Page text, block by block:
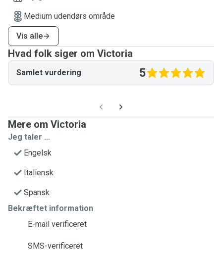
Medium udendørs område
Vis alle
Hvad folk siger om Victoria
Samlet vurdering 5
Mere om Victoria
Jeg taler ...
Engelsk
Italiensk
Spansk
Bekræftet information
E-mail verificeret
SMS-verificeret